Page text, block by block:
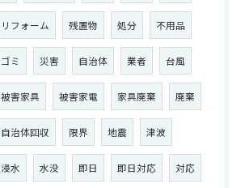
リフォーム 残置物 処分 不用品
ゴミ 災害 自治体 業者 台風
被害家具 被害家電 家具廃棄 廃棄
自治体回収 限界 地震 津波
浸水 水没 即日 即日対応 対応